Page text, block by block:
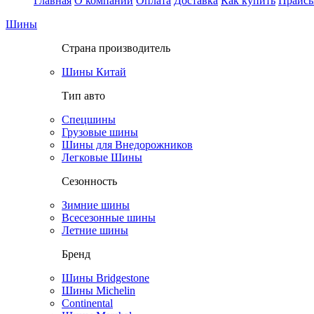
Шины
Страна производитель
Шины Китай
Тип авто
Спецшины
Грузовые шины
Шины для Внедорожников
Легковые Шины
Сезонность
Зимние шины
Всесезонные шины
Летние шины
Бренд
Шины Bridgestone
Шины Michelin
Continental